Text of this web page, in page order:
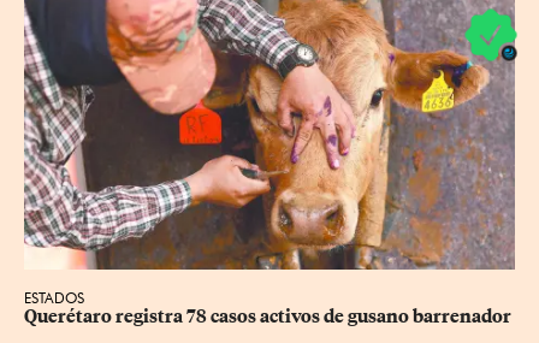
ESTADOS
Querétaro registra 78 casos activos de gusano barrenador